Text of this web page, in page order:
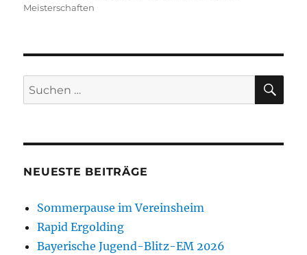
Meisterschaften
Suchen
nach:
NEUESTE BEITRÄGE
Sommerpause im Vereinsheim
Rapid Ergolding
Bayerische Jugend-Blitz-EM 2026